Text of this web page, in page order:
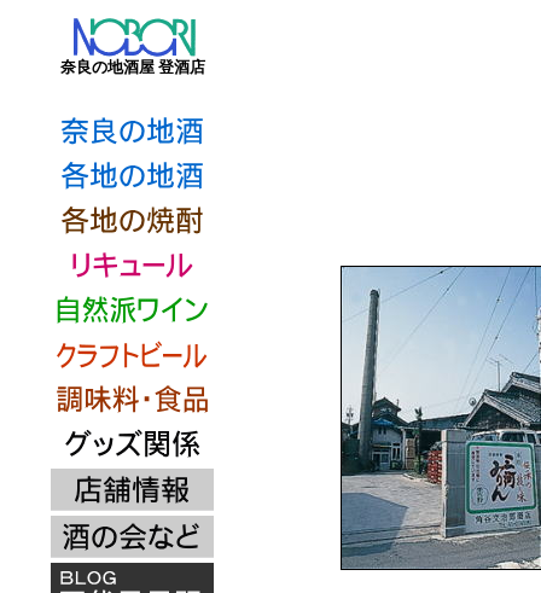
奈良の地酒屋 登酒店